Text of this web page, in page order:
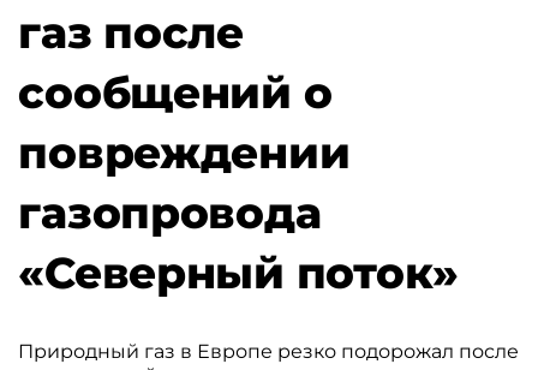
газ после
сообщений о
повреждении
газопровода
«Северный поток»
Природный газ в Европе резко подорожал после